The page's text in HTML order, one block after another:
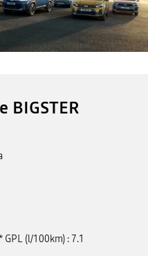
BIGSTER
GPL (l/100km) 7.1